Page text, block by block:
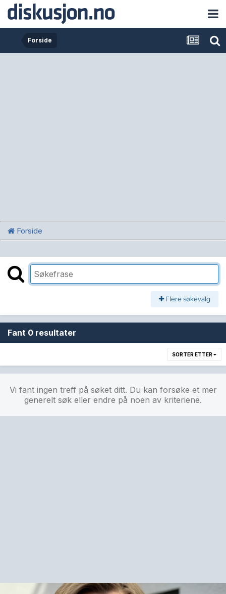
Forside
Forside
Flere søkevalg
Fant 0 resultater
SORTER ETTER
Vi fant ingen treff på søket ditt. Du kan forsøke et mer
generelt søk eller endre på noen av kriteriene.